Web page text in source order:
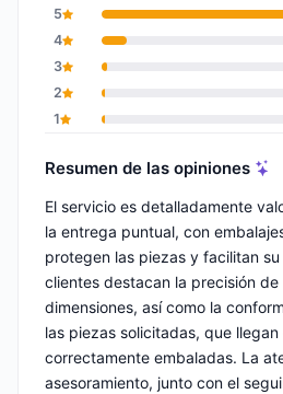
5
4
3
2
1
Resumen de las opiniones
El servicio es detalladamente
la entrega puntual, con
protegen las piezas y facilitan
clientes destacan la precisión
dimensiones, así como la
las piezas solicitadas, que
correctamente embaladas. La
asesoramiento, junto con el